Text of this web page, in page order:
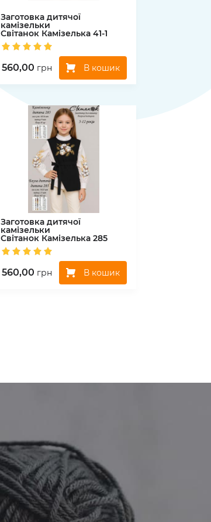
Заготовка дитячої
камізельки
Світанок Камізелька 41-1
560,00 грн В кошик
Заготовка дитячої
камізельки
Світанок Камізелька 285
560,00 грн В кошик